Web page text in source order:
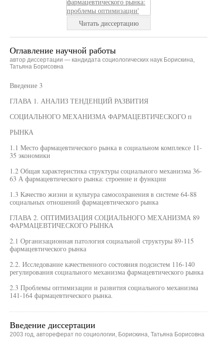
Читать диссертацию
Оглавление научной работы
автор диссертации — кандидата социологических наук Борискина,
Татьяна Борисовна
Введение 3
ГЛАВА 1. АНАЛИЗ ТЕНДЕНЦИЙ РАЗВИТИЯ
СОЦИАЛЬНОГО МЕХАНИЗМА ФАРМАЦЕВТИЧЕСКОГО п
РЫНКА
1.1 Место фармацевтического рынка в социальном комплексе 11-
35 экономики
1.2 Общая характеристика структуры социального механизма 36-
63 А фармацевтического рынка: строение и функции
1.3 Качество жизни и культура самосохранения в системе 64-88
социальных отношений фармацевтического рынка
ГЛАВА 2. ОПТИМИЗАЦИЯ СОЦИАЛЬНОГО МЕХАНИЗМА 89
ФАРМАЦЕВТИЧЕСКОГО РЫНКА
2.1 Организационная патология социальной структуры 89-115
фармацевтического рынка
2.2. Исследование качественного состояния подсистем 116-140
регулирования социального механизма фармацевтического рынка
2.3 Проблемы оптимизации и развития социального механизма
141-164 фармацевтического рынка.
Введение диссертации
2003 год, автореферат по социологии, Борискина, Татьяна Борисовна